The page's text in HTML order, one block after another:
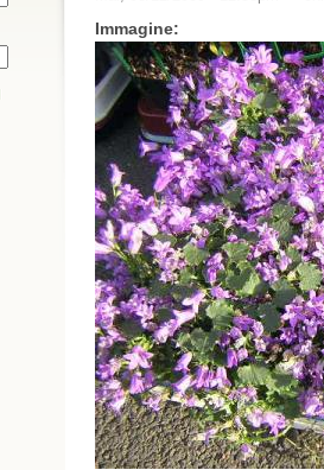
Immagine: